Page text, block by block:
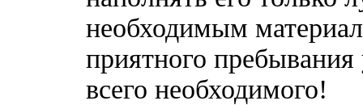
необходимым
приятного
всего необходимого!